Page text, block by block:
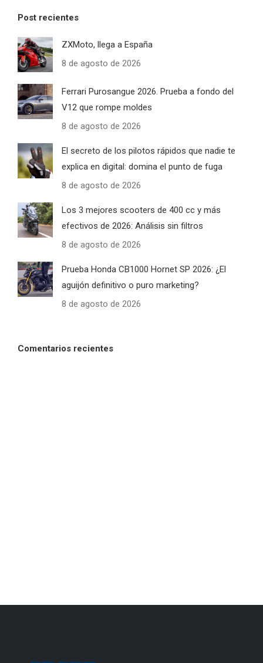
Post recientes
ZXMoto, llega a España
8 de agosto de 2026
Ferrari Purosangue 2026. Prueba a fondo del
V12 que rompe moldes
8 de agosto de 2026
El secreto de los pilotos rápidos que nadie te
explica en digital: domina el punto de fuga
8 de agosto de 2026
Los 3 mejores scooters de 400 cc y más
efectivos de 2026: Análisis sin filtros
8 de agosto de 2026
Prueba Honda CB1000 Hornet SP 2026: ¿El
aguijón definitivo o puro marketing?
8 de agosto de 2026
Comentarios recientes